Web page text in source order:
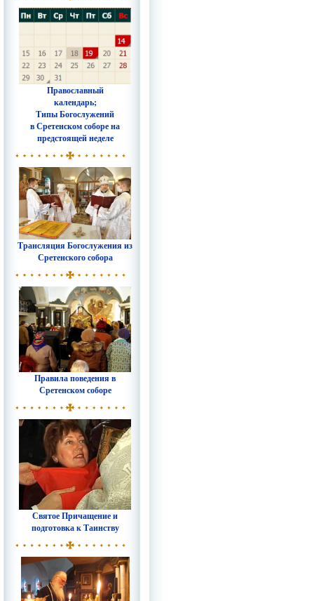
Православный
календарь;
Типы Богослужений
в Сретенском соборе на
предстоящей неделе
Трансляция Богослужения из
Сретенского собора
Правила поведения в
Сретенском соборе
Святое Причащение и
подготовка к Таинству